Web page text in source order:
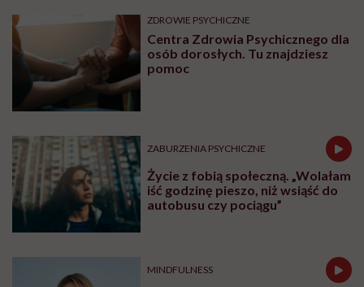
ZDROWIE PSYCHICZNE
Centra Zdrowia Psychicznego dla
osób dorosłych. Tu znajdziesz
pomoc
ZABURZENIA PSYCHICZNE
Życie z fobią społeczną. „Wolałam
iść godzinę pieszo, niż wsiąść do
autobusu czy pociągu”
MINDFULNESS